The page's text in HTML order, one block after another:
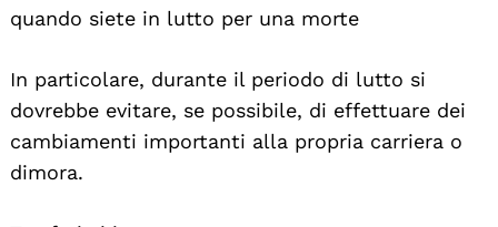
quando siete in lutto per una morte
In particolare, durante il periodo di lutto si
dovrebbe evitare, se possibile, di effettuare dei
cambiamenti importanti alla propria carriera o
dimora.